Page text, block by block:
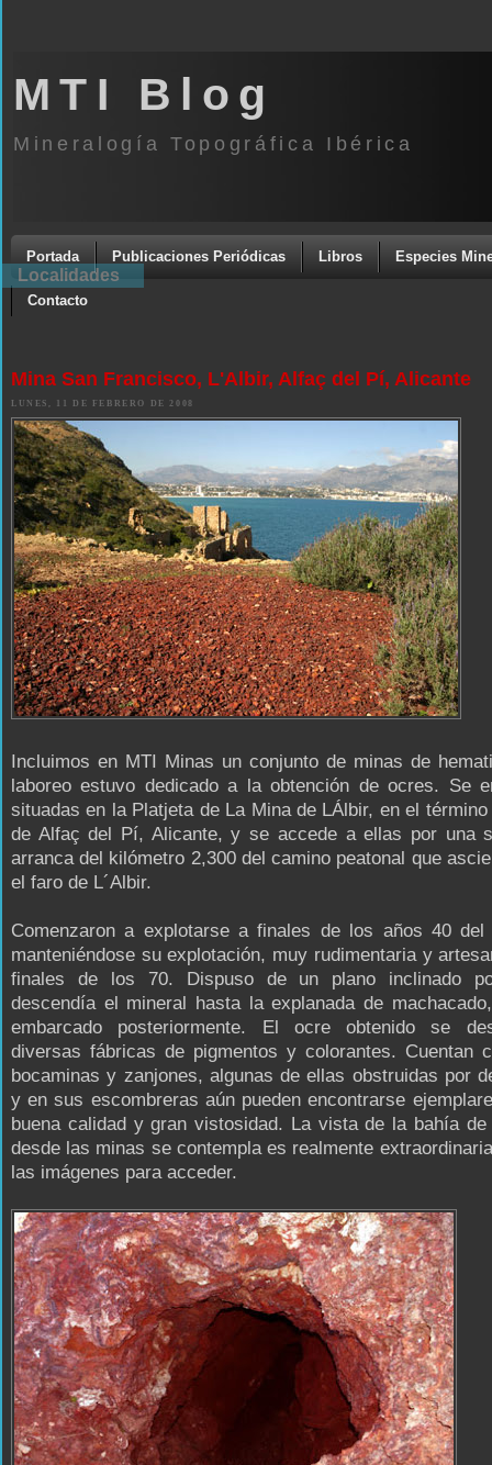
MTI Blog
Mineralogía Topográfica Ibérica
Portada Publicaciones Periódicas Libros Especies
Contacto
Mina San Francisco, L'Albir, Alfaç del Pí, Alicante
LUNES, 11 DE FEBRERO DE 2008
Incluimos en MTI Minas un conjunto de minas de
laboreo estuvo dedicado a la obtención de ocres. Se
situadas en la Platjeta de La Mina de LÁlbir, en el
de Alfaç del Pí, Alicante, y se accede a ellas por una
arranca del kilómetro 2,300 del camino peatonal que
el faro de L´Albir.
Comenzaron a explotarse a finales de los años 40
manteniéndose su explotación, muy rudimentaria y
finales de los 70. Dispuso de un plano inclinado
descendía el mineral hasta la explanada de
embarcado posteriormente. El ocre obtenido se
diversas fábricas de pigmentos y colorantes. Cuentan
bocaminas y zanjones, algunas de ellas obstruidas por
y en sus escombreras aún pueden encontrarse
buena calidad y gran vistosidad. La vista de la bahía de
desde las minas se contempla es realmente
las imágenes para acceder.
Localidades